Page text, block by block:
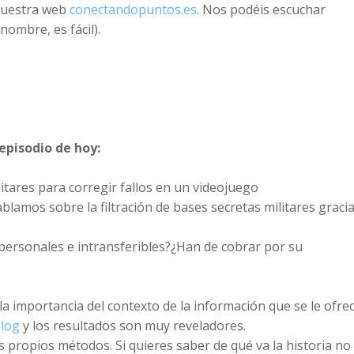
web conectandopuntos.es. Nos podéis escuchar
es fácil).
de hoy:
para corregir fallos en un videojuego
sobre la filtración de bases secretas militares
e intransferibles?¿Han de cobrar por su
importancia del contexto de la información que se le
y los resultados son muy reveladores.
propios métodos. Si quieres saber de qué va la historia no